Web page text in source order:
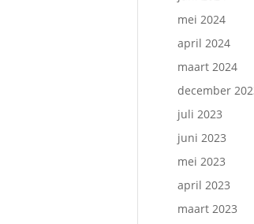
mei 2024
april 2024
maart 2024
december
juli 2023
juni 2023
mei 2023
april 2023
maart 2023